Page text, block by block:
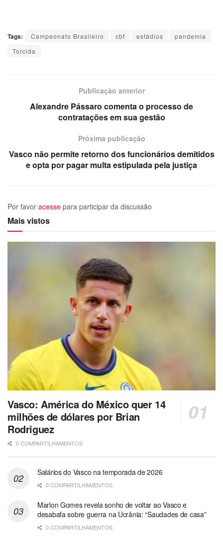
Tags: Campeonato Brasileiro cbf estádios
pandemia
Torcida
Publicação anterior
Alexandre Pássaro comenta o processo de
contratações em sua gestão
Próxima publicação
Vasco não permite retorno dos funcionários demitidos
e opta por pagar multa estipulada pela justiça
Por favor acesse para participar da discussão
Mais vistos
Vasco: América do México quer 14
milhões de dólares por Brian
Rodriguez
0 COMPARTILHAMENTOS
Salários do Vasco na temporada de 2026
0 COMPARTILHAMENTOS
Marlon Gomes revela sonho de voltar ao Vasco e
desabafa sobre guerra na Ucrânia: “Saudades de casa”
0 COMPARTILHAMENTOS